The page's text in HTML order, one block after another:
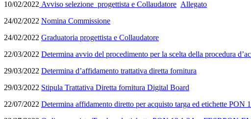
10/02/2022 Avviso selezione progettista e Collaudatore Allegato
24/02/2022 Nomina Commissione
24/02/2022 Graduatoria progettista e Collaudatore
22/03/2022 Determina avvio del procedimento per la scelta della procedura
29/03/2022 Determina d’affidamento trattativa diretta fornitura
29/03/2022 Stipula Trattativa Diretta fornitura Digital Board
22/07/2022 Determina affidamento diretto per acquisto targa ed etichette